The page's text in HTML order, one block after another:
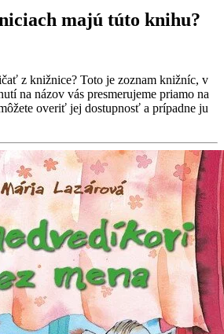
majú túto knihu?
z knižnice? Toto je zoznam knižníc, v
na názov vás presmerujeme priamo na
overiť jej dostupnosť a prípadne ju